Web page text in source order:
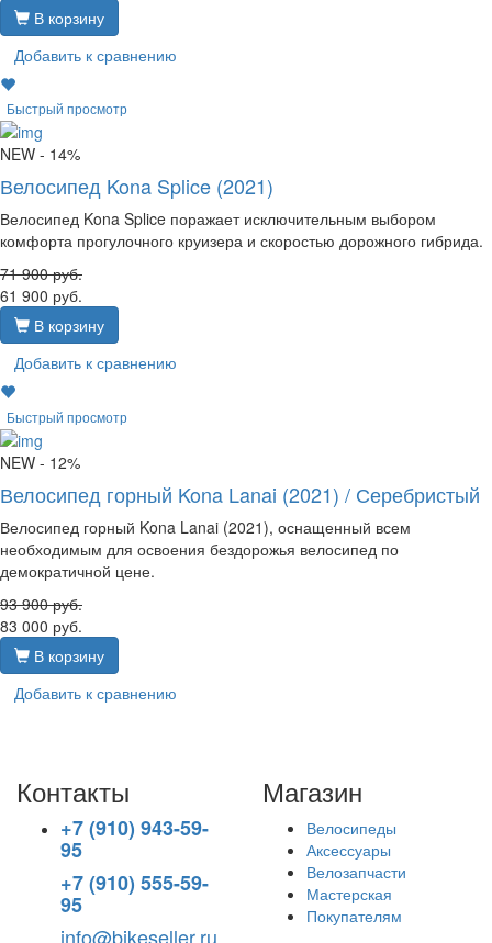
В корзину
Добавить к сравнению
Быстрый просмотр
NEW - 14%
Велосипед Kona Splice (2021)
Велосипед Kona Splice поражает исключительным выбором
комфорта прогулочного круизера и скоростью дорожного гибрида.
71 900руб.
61 900 руб.
В корзину
Добавить к сравнению
Быстрый просмотр
NEW - 12%
Велосипед горный Kona Lanai (2021) / Серебристый
Велосипед горный Kona Lanai (2021), оснащенный всем
необходимым для освоения бездорожья велосипед по
демократичной цене.
93 900руб.
83 000 руб.
В корзину
Добавить к сравнению
Контакты
+7 (910) 943-59-
95
+7 (910) 555-59-
95
info@bikeseller.ru
Магазин
Велосипеды
Аксессуары
Велозапчасти
Мастерская
Покупателям